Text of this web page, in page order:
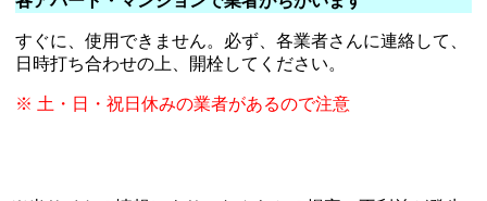
すぐに、使用できません。必ず、各業者さんに連絡して、
日時打ち合わせの上、開栓してください。
※ 土・日・祝日休みの業者があるので注意